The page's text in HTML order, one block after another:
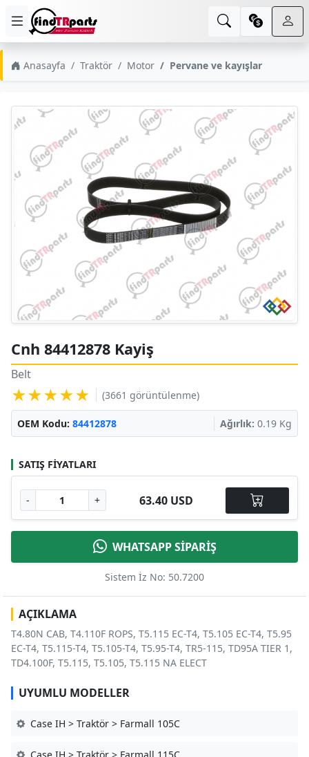
Anasayfa Traktör Motor Pervane ve kayışlar
Cnh 84412878 Kayiş
Belt
★★★★★ (3661 görüntülenme)
OEM Kodu: 84412878 Ağırlık: 0.19 Kg
SATIŞ FIYATLARI
- + 63.40 USD
WHATSAPP SİPARİŞ
Sistem İz No: 50.7200
AÇIKLAMA
T4.80N CAB, T4.110F ROPS, T5.115 EC-T4, T5.105 EC-T4, T5.95
EC-T4, T5.115-T4, T5.105-T4, T5.95-T4, TR5-115, TD95A TIER 1,
TD4.100F, T5.115, T5.105, T5.115 NA ELECT
UYUMLU MODELLER
Case IH > Traktör > Farmall 105C
Case IH > Traktör > Farmall 115C